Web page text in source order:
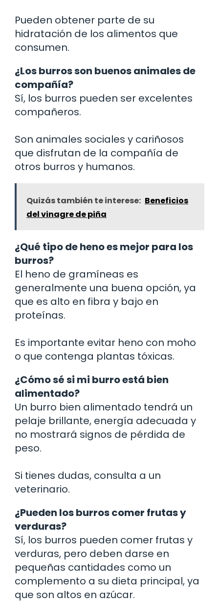
Pueden obtener parte de su
hidratación de los alimentos que
consumen.
¿Los burros son buenos animales de
compañía?
Sí, los burros pueden ser excelentes
compañeros.
Son animales sociales y cariñosos
que disfrutan de la compañía de
otros burros y humanos.
Quizás también te interese: Beneficios
del vinagre de piña
¿Qué tipo de heno es mejor para los
burros?
El heno de gramíneas es
generalmente una buena opción, ya
que es alto en fibra y bajo en
proteínas.
Es importante evitar heno con moho
o que contenga plantas tóxicas.
¿Cómo sé si mi burro está bien
alimentado?
Un burro bien alimentado tendrá un
pelaje brillante, energía adecuada y
no mostrará signos de pérdida de
peso.
Si tienes dudas, consulta a un
veterinario.
¿Pueden los burros comer frutas y
verduras?
Sí, los burros pueden comer frutas y
verduras, pero deben darse en
pequeñas cantidades como un
complemento a su dieta principal, ya
que son altos en azúcar.